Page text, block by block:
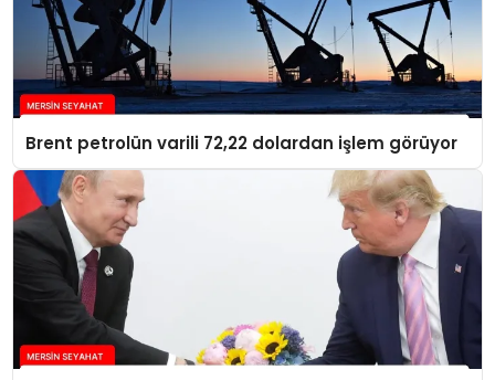
Brent petrolün varili 72,22 dolardan işlem görüyor